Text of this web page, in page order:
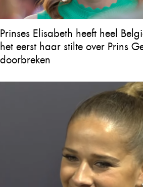
Prinses Elisabeth heeft heel
het eerst haar stilte over Prins
doorbreken